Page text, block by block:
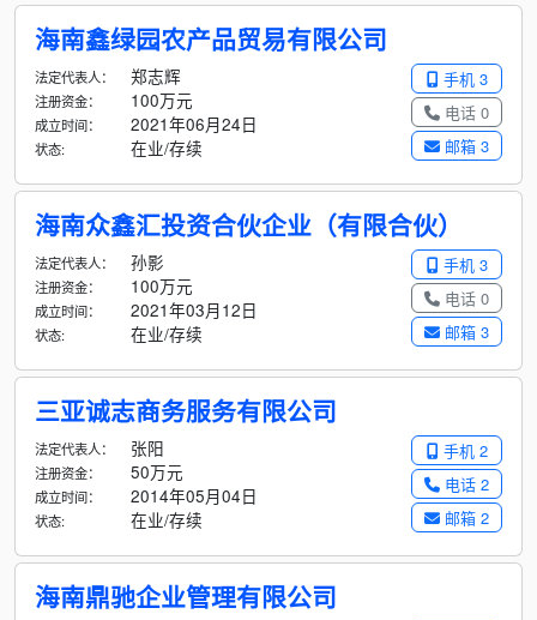
海南鑫绿园农产品贸易有限公司
手机 3
电话 0
邮箱 3
法定代表人： 郑志辉
注册资金： 100万元
成立时间： 2021年06月24日
状态: 在业/存续
海南众鑫汇投资合伙企业（有限合伙）
手机 3
电话 0
邮箱 3
法定代表人： 孙影
注册资金： 100万元
成立时间： 2021年03月12日
状态: 在业/存续
三亚诚志商务服务有限公司
手机 2
电话 2
邮箱 2
法定代表人： 张阳
注册资金： 50万元
成立时间： 2014年05月04日
状态: 在业/存续
海南鼎驰企业管理有限公司